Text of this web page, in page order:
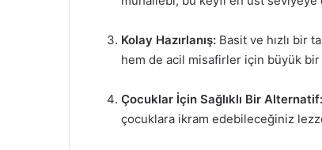
Kolay Hazırlanış: Basit ve hızlı bir
hem de acil misafirler için büyük bir
Çocuklar İçin Sağlıklı Bir Alternatif:
çocuklara ikram edebileceğiniz